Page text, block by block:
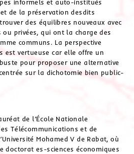
informels et auto-institués
de la préservation desdits
des équilibres nouveaux avec
privées, qui ont la charge des
communs. La perspective
est vertueuse car elle offre un
pour proposer une alternative
sur la dichotomie bien public-
de l’École Nationale
Télécommunications et de
Mohamed V de Rabat, où
doctorat es-sciences économiques